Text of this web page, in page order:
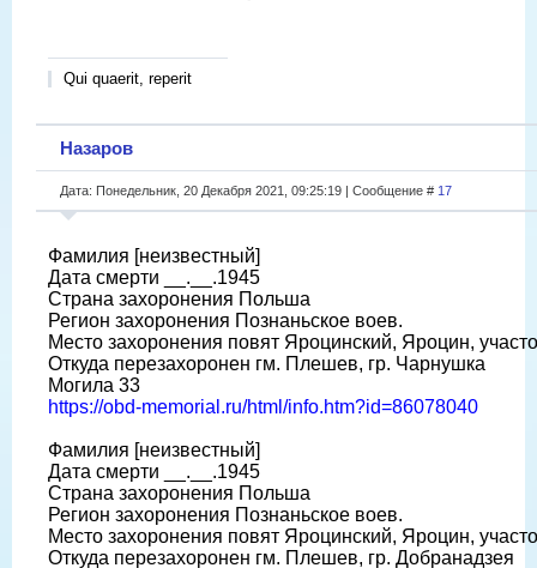
Qui quaerit, reperit
Назаров
Дата: Понедельник, 20 Декабря 2021, 09:25:19 | Сообщение # 17
Фамилия [неизвестный]
Дата смерти __.__.1945
Страна захоронения Польша
Регион захоронения Познаньское воев.
Место захоронения повят Яроцинский, Яроцин,
Откуда перезахоронен гм. Плешев, гр. Чарнушка
Могила 33
https://obd-memorial.ru/html/info.htm?id=86078040
Фамилия [неизвестный]
Дата смерти __.__.1945
Страна захоронения Польша
Регион захоронения Познаньское воев.
Место захоронения повят Яроцинский, Яроцин,
Откуда перезахоронен гм. Плешев, гр. Добранадзея